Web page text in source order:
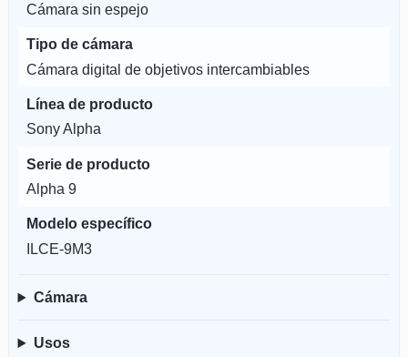
Cámara sin espejo
Tipo de cámara
Cámara digital de objetivos intercambiables
Línea de producto
Sony Alpha
Serie de producto
Alpha 9
Modelo específico
ILCE-9M3
Cámara
Usos